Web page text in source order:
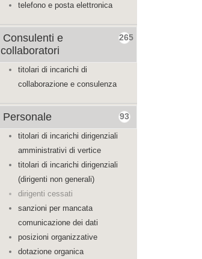
telefono e posta elettronica
265
Consulenti e
collaboratori
titolari di incarichi di
collaborazione e consulenza
93
Personale
titolari di incarichi dirigenziali
amministrativi di vertice
titolari di incarichi dirigenziali
(dirigenti non generali)
dirigenti cessati
sanzioni per mancata
comunicazione dei dati
posizioni organizzative
dotazione organica